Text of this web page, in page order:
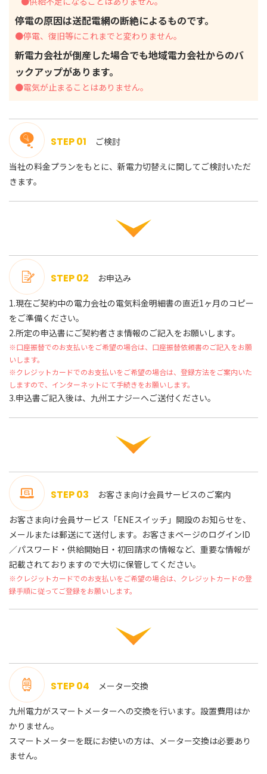
停電の原因は送配電網の断絶によるものです。
●停電、復旧等にこれまでと変わりません。
新電力会社が倒産した場合でも地域電力会社からのバ
ックアップがあります。
●電気が止まることはありません。
STEP 01 ご検討
当社の料金プランをもとに、新電力切替えに関してご検討いただ
きます。
STEP 02 お申込み
1.現在ご契約中の電力会社の電気料金明細書の直近1ヶ月のコピー
をご準備ください。
2.所定の申込書にご契約者さま情報のご記入をお願いします。
※口座振替でのお支払いをご希望の場合は、口座振替依頼書のご記入をお願
いします。
※クレジットカードでのお支払いをご希望の場合は、登録方法をご案内いた
しますので、インターネットにて手続きをお願いします。
3.申込書ご記入後は、九州エナジーへご送付ください。
STEP 03 お客さま向け会員サービスのご案内
お客さま向け会員サービス「ENEスイッチ」開設のお知らせを、
メールまたは郵送にて送付します。お客さまページのログインID
／パスワード・供給開始日・初回請求の情報など、重要な情報が
記載されておりますので大切に保管してください。
※クレジットカードでのお支払いをご希望の場合は、クレジットカードの登
録手順に従ってご登録をお願いします。
STEP 04 メーター交換
九州電力がスマートメーターへの交換を行います。設置費用はか
かりません。
スマートメーターを既にお使いの方は、メーター交換は必要あり
ません。